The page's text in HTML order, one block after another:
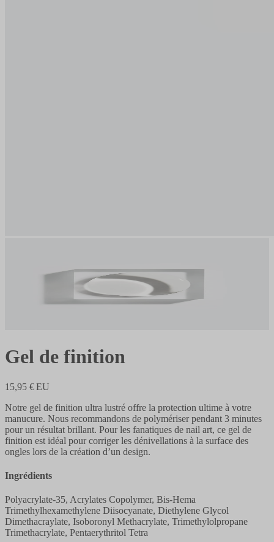
Gel de finition
15,95 € EU
Notre gel de finition ultra lustré offre la protection ultime à votre
manucure. Nous recommandons de polymériser pendant 3 minutes
pour un résultat brillant. Pour les fanatiques de nail art, ce gel de
finition est idéal pour corriger les dénivellations à la surface des
ongles lors de la création d’un design.
Ingrédients
Polyacrylate-35, Acrylates Copolymer, Bis-Hema
Trimethylhexamethylene Diisocyanate, Diethylene Glycol
Dimethacraylate, Isoboronyl Methacrylate, Trimethylolpropane
Trimethacrylate, Pentaerythritol Tetra